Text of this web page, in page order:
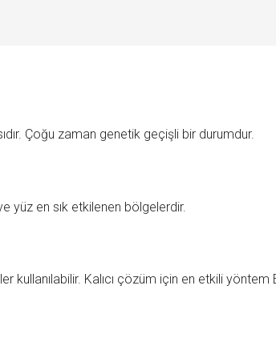
Çoğu zaman genetik geçişli bir durumdur.
yüz en sık etkilenen bölgelerdir.
Kalıcı çözüm için en etkili yöntem